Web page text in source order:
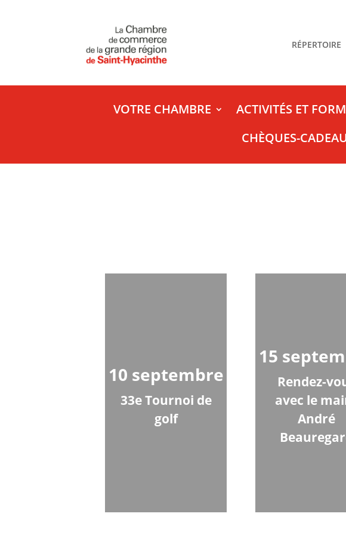
RÉPERTOIRE
VOTRE CHAMBRE ACTIVITÉS ET
CHÈQUES-
10 septembre
33e Tournoi de
golf
15
Rendez-
avec le
André